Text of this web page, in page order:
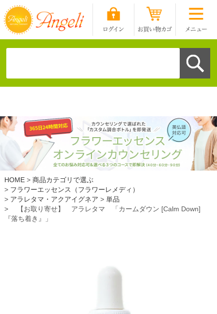
HOME
商品カテゴリで選ぶ
フラワーエッセンス（フラワーレメディ）
アラレタマ・アクアイグネア
単品
【お取り寄せ】 アラレタマ 「カームダウン [Calm Down]
『落ち着き』」